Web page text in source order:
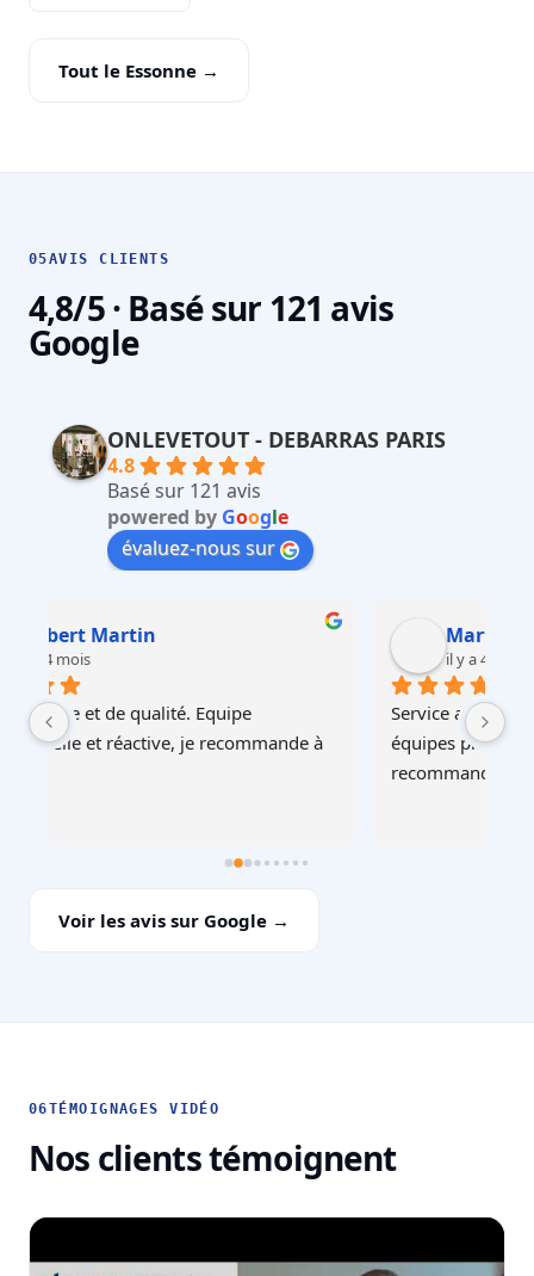
Tout le Essonne →
05AVIS CLIENTS
4,8/5 · Basé sur 121 avis
Google
ONLEVETOUT - DEBARRAS PARIS
4.8
Basé sur 121 avis
powered by Google
évaluez-nous sur
Martin Faliu
Service au top, devis ultra rapide et cohérent,
équipes professionnelles et soignéesJe
Voir les avis sur Google →
06TÉMOIGNAGES VIDÉO
Nos clients témoignent